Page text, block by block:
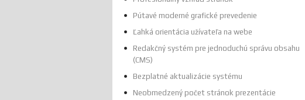
Pútavé moderné grafické prevedenie
Ľahká orientácia užívateľa na webe
Redakčný systém pre jednoduchú správu obsahu
(CMS)
Bezplatné aktualizácie systému
Neobmedzený počet stránok prezentácie